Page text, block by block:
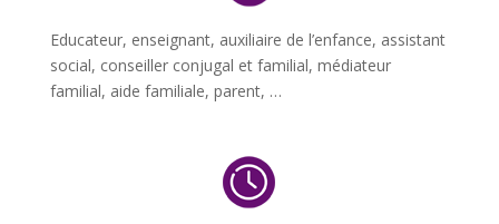
Educateur, enseignant, auxiliaire de l’enfance, assistant
social, conseiller conjugal et familial, médiateur
familial, aide familiale, parent, …